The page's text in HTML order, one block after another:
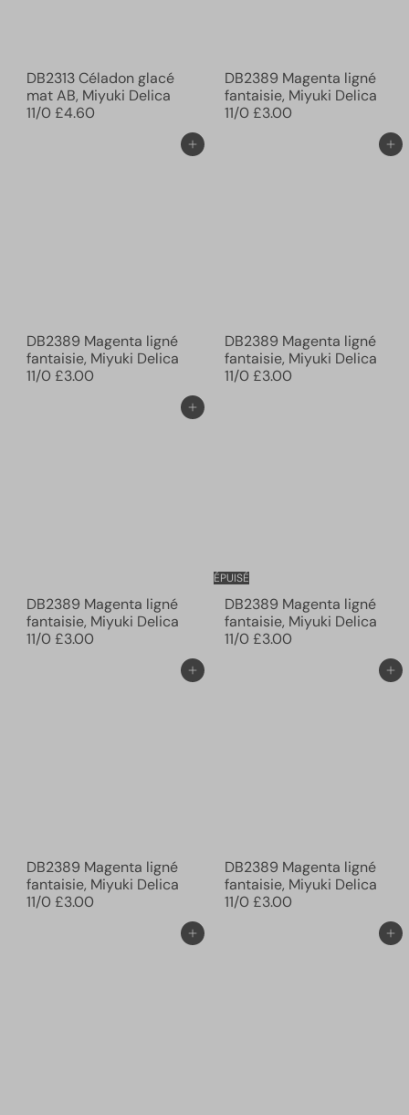
DB2313 Céladon glacé
mat AB, Miyuki Delica
11/0£4.60
DB2389 Magenta ligné
fantaisie, Miyuki Delica
11/0£3.00
Ajouter au panier
DB2389 Magenta ligné
fantaisie, Miyuki Delica
11/0£3.00
Ajouter au panier
DB2389 Magenta ligné
fantaisie, Miyuki Delica
11/0£3.00
Ajouter au panier
DB2389 Magenta ligné
fantaisie, Miyuki Delica
11/0£3.00
ÉPUISÉ
DB2389 Magenta ligné
fantaisie, Miyuki Delica
11/0£3.00
Ajouter au panier
DB2389 Magenta ligné
fantaisie, Miyuki Delica
11/0£3.00
Ajouter au panier
DB2389 Magenta ligné
fantaisie, Miyuki Delica
11/0£3.00
Ajouter au panier
Ajouter au panier